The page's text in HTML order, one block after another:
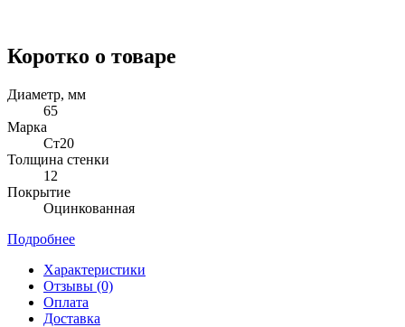
Коротко о товаре
Диаметр, мм
65
Марка
Ст20
Толщина стенки
12
Покрытие
Оцинкованная
Подробнее
Характеристики
Отзывы (0)
Оплата
Доставка